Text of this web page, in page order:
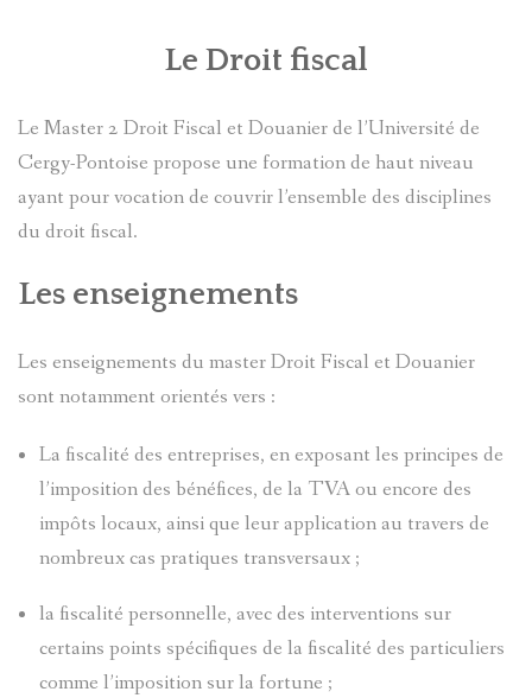
CONTACT
Le Droit fiscal
Le Master 2 Droit Fiscal et Douanier de l’Université de
Cergy-Pontoise propose une formation de haut niveau
ayant pour vocation de couvrir l’ensemble des disciplines
du droit fiscal.
Les enseignements
Les enseignements du master Droit Fiscal et Douanier
sont notamment orientés vers :
La fiscalité des entreprises, en exposant les principes de
l’imposition des bénéfices, de la TVA ou encore des
impôts locaux, ainsi que leur application au travers de
nombreux cas pratiques transversaux ;
la fiscalité personnelle, avec des interventions sur
certains points spécifiques de la fiscalité des particuliers
comme l’imposition sur la fortune ;